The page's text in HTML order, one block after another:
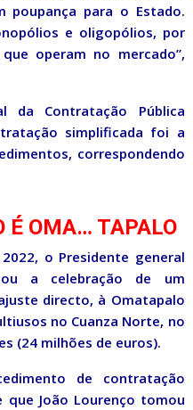
poupança para o Estado.
e oligopólios, por
operam no mercado”,
da Contratação Pública
simplificada foi a
correspondendo
É OMA… TAPALO
o Presidente general
a celebração de um
directo, à Omatapalo
no Cuanza Norte, no
(24 milhões de euros).
de contratação
que João Lourenço tomou